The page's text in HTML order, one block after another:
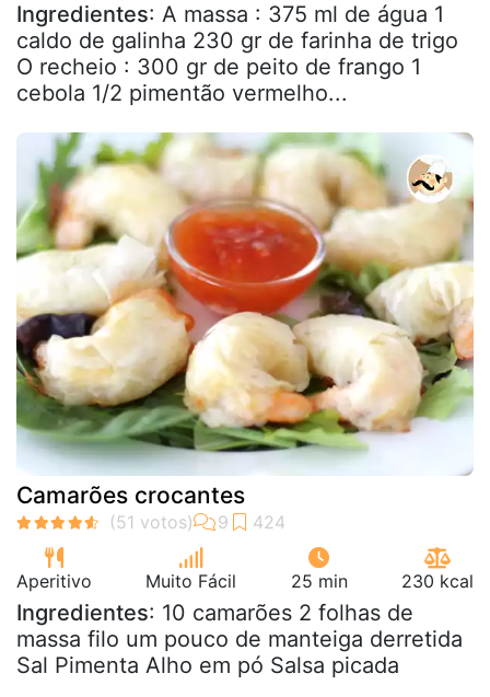
Ingredientes: A massa : 375 ml de água 1
caldo de galinha 230 gr de farinha de trigo
O recheio : 300 gr de peito de frango 1
cebola 1/2 pimentão vermelho...
Camarões crocantes
Aperitivo Muito Fácil 25 min 230 kcal
Ingredientes: 10 camarões 2 folhas de
massa filo um pouco de manteiga derretida
Sal Pimenta Alho em pó Salsa picada